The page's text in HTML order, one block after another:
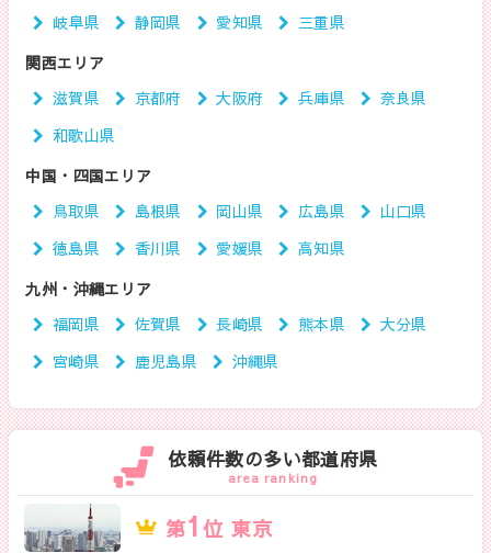
岐阜県
静岡県 愛知県
三重県
関西エリア
滋賀県
京都府 大阪府 兵庫県
奈良県
和歌山県
中国・四国エリア
鳥取県
島根県 岡山県 広島県
山口県
徳島県
香川県 愛媛県
高知県
九州・沖縄エリア
福岡県
佐賀県 長崎県 熊本県
大分県
宮崎県
鹿児島県 沖縄県
依頼件数の多い都道府県
area ranking
第1 位 東京